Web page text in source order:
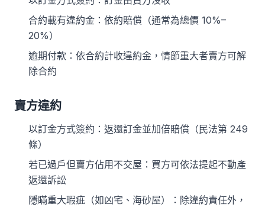
合約載有違約金：依約賠償（通常為總價 10%–
20%）
逾期付款：依合約計收違約金，情節重大者賣方可解
除合約
賣方違約
以訂金方式簽約：返還訂金並加倍賠償（民法第 249
條）
若已過戶但賣方佔用不交屋：買方可依法提起不動產
返還訴訟
隱瞞重大瑕疵（如凶宅、海砂屋）：除違約責任外，